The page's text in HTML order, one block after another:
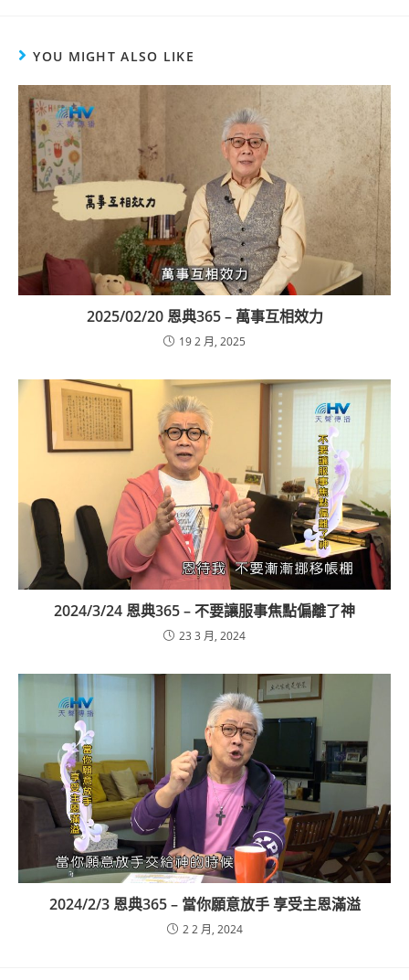
YOU MIGHT ALSO LIKE
2025/02/20 恩典365 – 萬事互相效力
19 2 月, 2025
2024/3/24 恩典365 – 不要讓服事焦點偏離了神
23 3 月, 2024
2024/2/3 恩典365 – 當你願意放手 享受主恩滿溢
2 2 月, 2024